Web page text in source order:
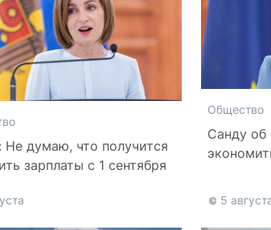
Не думаю, что получится
зарплаты с 1 сентября
Общество
Санду об
5